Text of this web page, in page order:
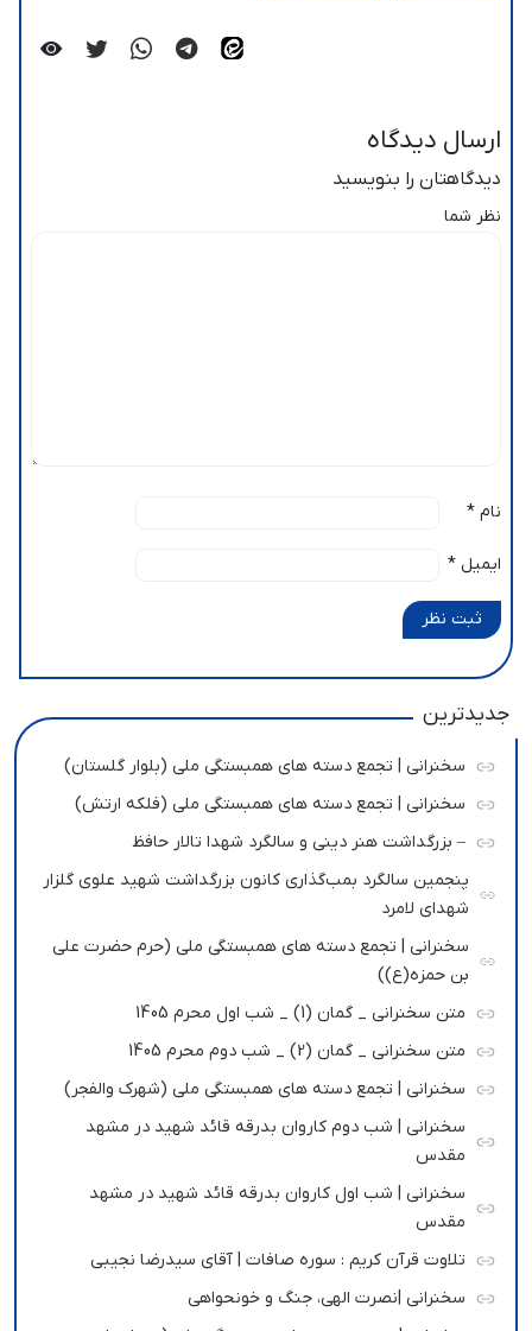
ارسال دیدگاه
دیدگاهتان را بنویسید
نظر شما
نام *
ایمیل *
ثبت نظر
جدیدترین
سخنرانی | تجمع دسته های همبستگی ملی (بلوار گلستان)
سخنرانی | تجمع دسته های همبستگی ملی (فلکه ارتش)
– بزرگداشت هنر دینی و سالگرد شهدا تالار حافظ
پنجمین سالگرد بمب‌گذاری کانون بزرگداشت شهید علوی گلزار
شهدای لامرد
سخنرانی | تجمع دسته های همبستگی ملی (حرم حضرت علی
بن حمزه(ع))
متن سخنرانی _ گمان (1) _ شب اول محرم 1405
متن سخنرانی _ گمان (2) _ شب دوم محرم 1405
سخنرانی | تجمع دسته های همبستگی ملی (شهرک والفجر)
سخنرانی | شب دوم کاروان بدرقه قائد شهید در مشهد
مقدس
سخنرانی | شب اول کاروان بدرقه قائد شهید در مشهد
مقدس
تلاوت قرآن کریم : سوره صافات | آقای سیدرضا نجیبی
سخنرانی |نصرت الهی، جنگ و خونحواهی